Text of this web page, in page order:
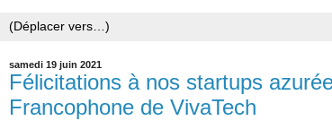
samedi 19 juin 2021
Félicitations à nos startups
Francophone de VivaTech